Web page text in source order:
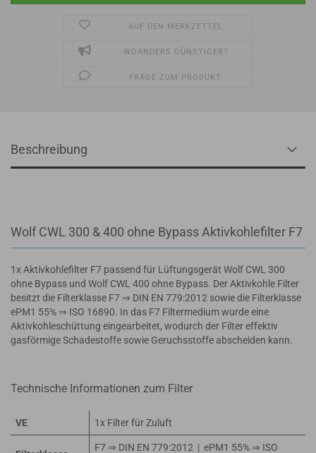
AUF DEN MERKZETTEL
WOANDERS GÜNSTIGER?
FRAGE ZUM PRODUKT
Beschreibung
Wolf CWL 300 & 400 ohne Bypass Aktivkohlefilter F7
1x Aktivkohlefilter F7 passend für Lüftungsgerät Wolf CWL 300
ohne Bypass und Wolf CWL 400 ohne Bypass. Der Aktivkohle Filter
besitzt die Filterklasse F7 ⇒ DIN EN 779:2012 sowie die Filterklasse
ePM1 55% ⇒ ISO 16890. In das F7 Filtermedium wurde eine
Aktivkohleschüttung eingearbeitet, wodurch der Filter effektiv
gasförmige Schadestoffe sowie Geruchsstoffe abscheiden kann.
Technische Informationen zum Filter
VE 1x Filter für Zuluft
F7 ⇒ DIN EN 779:2012 | ePM1 55% ⇒ ISO